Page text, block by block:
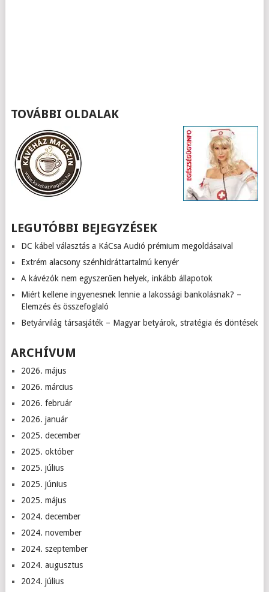
TOVÁBBI OLDALAK
LEGUTÓBBI BEJEGYZÉSEK
DC kábel választás a KáCsa Audió prémium megoldásaival
Extrém alacsony szénhidráttartalmú kenyér
A kávézók nem egyszerűen helyek, inkább állapotok
Miért kellene ingyenesnek lennie a lakossági bankolásnak? –
Elemzés és összefoglaló
Betyárvilág társasjáték – Magyar betyárok, stratégia és döntések
ARCHÍVUM
2026. május
2026. március
2026. február
2026. január
2025. december
2025. október
2025. július
2025. június
2025. május
2024. december
2024. november
2024. szeptember
2024. augusztus
2024. július